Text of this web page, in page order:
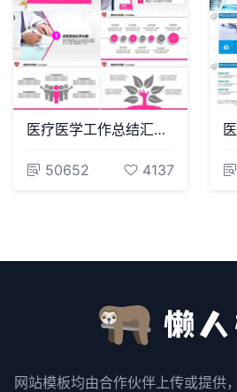
医疗医学工作总结汇报通用PPT模板(130)
50652 4137
网站模板均由合作伙伴上传或提供